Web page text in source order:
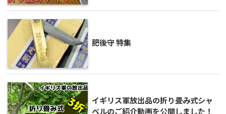
肥後守 特集
イギリス軍放出品の折り畳み式シャ
ベルのご紹介動画を公開しました！